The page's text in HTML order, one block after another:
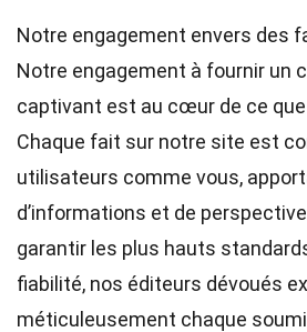
Notre engagement envers des
Notre engagement à fournir un
captivant est au cœur de ce
Chaque fait sur notre site est
utilisateurs comme vous,
d’informations et de
garantir les plus hauts
fiabilité, nos éditeurs dévoués
méticuleusement chaque